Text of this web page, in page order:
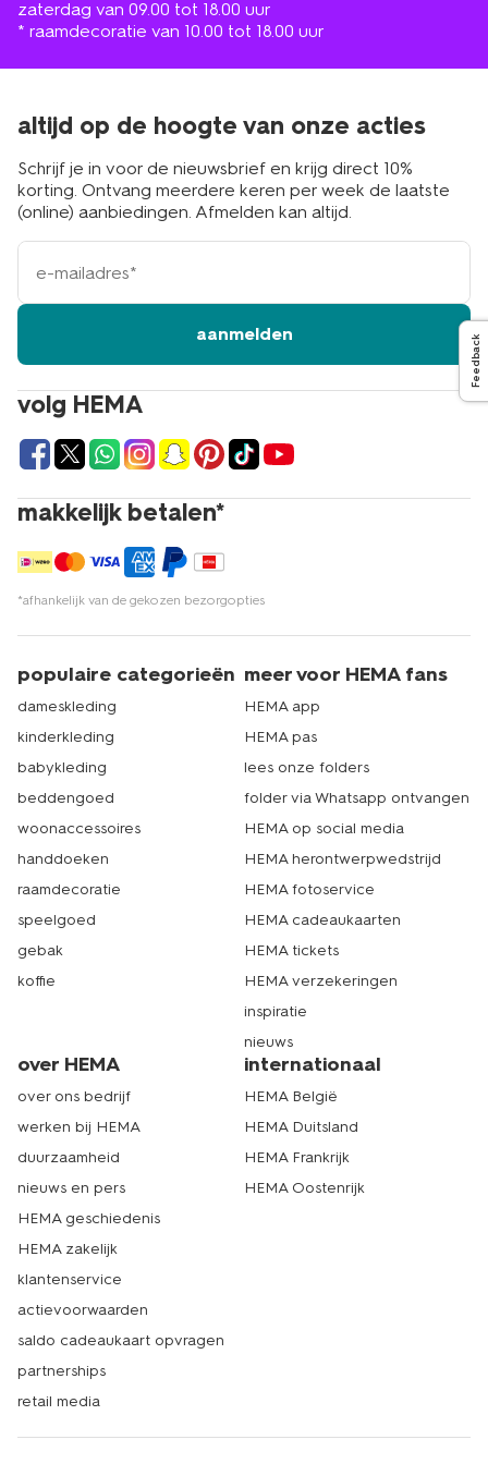
zaterdag van 09.00 tot 18.00 uur
* raamdecoratie van 10.00 tot 18.00 uur
volg HEMA
makkelijk betalen*
*afhankelijk van de gekozen bezorgopties
altijd op de hoogte van onze acties
Schrijf je in voor de nieuwsbrief en krijg direct 10%
korting. Ontvang meerdere keren per week de laatste
(online) aanbiedingen. Afmelden kan altijd.
e-
mailadres
aanmelden
populaire categorieën
dameskleding
kinderkleding
babykleding
beddengoed
woonaccessoires
handdoeken
raamdecoratie
speelgoed
gebak
koffie
meer voor HEMA fans
HEMA app
HEMA pas
lees onze folders
folder via Whatsapp ontvangen
HEMA op social media
HEMA herontwerpwedstrijd
HEMA fotoservice
HEMA cadeaukaarten
HEMA tickets
HEMA verzekeringen
inspiratie
nieuws
over HEMA
over ons bedrijf
werken bij HEMA
duurzaamheid
nieuws en pers
HEMA geschiedenis
HEMA zakelijk
klantenservice
actievoorwaarden
saldo cadeaukaart opvragen
partnerships
retail media
internationaal
HEMA België
HEMA Duitsland
HEMA Frankrijk
HEMA Oostenrijk
Feedback